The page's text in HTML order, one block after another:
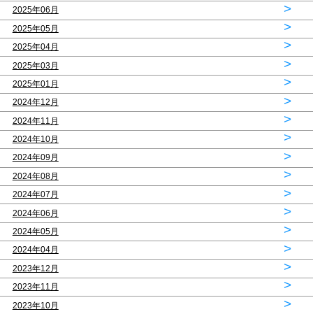
2025年06月 >
2025年05月 >
2025年04月 >
2025年03月 >
2025年01月 >
2024年12月 >
2024年11月 >
2024年10月 >
2024年09月 >
2024年08月 >
2024年07月 >
2024年06月 >
2024年05月 >
2024年04月 >
2023年12月 >
2023年11月 >
2023年10月 >